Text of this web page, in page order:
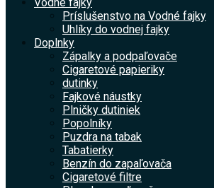
Príslušenstvo na Vodné fajky
Uhlíky do vodnej fajky
Doplnky
Zápalky a podpaľovače
Cigaretové papieriky
dutinky
Fajkové náustky
Plničky dutiniek
Popolníky
Puzdra na tabak
Tabatierky
Benzín do zapaľovača
Cigaretové filtre